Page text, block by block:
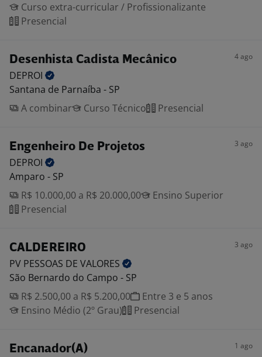
Curso extra-curricular / Profissionalizante
Presencial
Desenhista Cadista Mecânico 4 ago
DEPROI
Santana de Parnaíba - SP
A combinar
Curso Técnico Presencial
Engenheiro De Projetos 3 ago
DEPROI
Amparo - SP
R$ 10.000,00 a R$ 20.000,00
Ensino Superior
Presencial
CALDEREIRO 3 ago
PV PESSOAS DE VALORES
São Bernardo do Campo - SP
R$ 2.500,00 a R$ 5.200,00
Entre 3 e 5 anos
Ensino Médio (2º Grau)
Presencial
Encanador(A) 1 ago